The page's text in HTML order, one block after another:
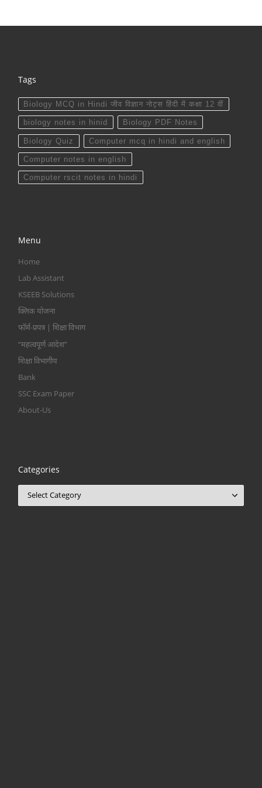
Tags
Biology MCQ in Hindi जीव विज्ञान नोट्स हिंदी में कक्षा 12 वीं
biology notes in hinid Biology PDF Notes
Biology Quiz Computer mcq in hindi and english
Computer notes in english
Computer rscit notes in hindi
Menu
Home
Lab Assistant
KSEEB Solutions
क्लिक योजना
फॉर्म-प्रपत्र | शिक्षा विभाग
“महत्वपूर्ण आदेश”
शिक्षा विभागीय
Bank
SSC Exam Paper
About-Us
Categories